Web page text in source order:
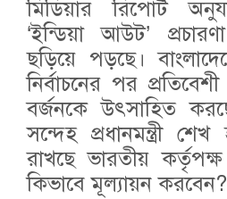
মিডিয়ার রিপোর্ট
‘ইন্ডিয়া আউট’
ছড়িয়ে পড়ছে।
নির্বাচনের পর
বর্জনকে উৎসাহিত
সন্দেহ প্রধানমন্ত্রী
রাখছে ভারতীয়
কিভাবে মূল্যায়ন করবেন?